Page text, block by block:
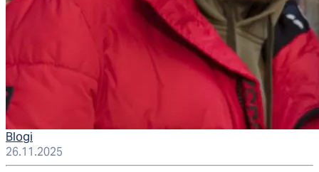
Blogi
26.11.2025